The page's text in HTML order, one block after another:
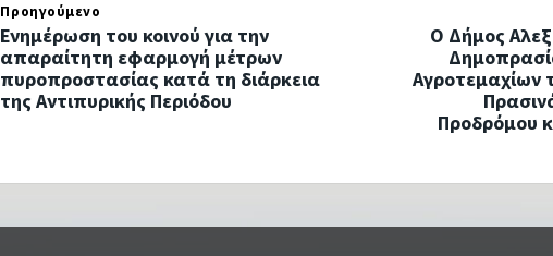
Προηγούμενο
Ενημέρωση του κοινού για την
απαραίτητη εφαρμογή μέτρων
πυροπροστασίας κατά τη διάρκεια
της Αντιπυρικής Περιόδου
Ο Δήμος
Αγροτεμαχίων
Προδρόμου